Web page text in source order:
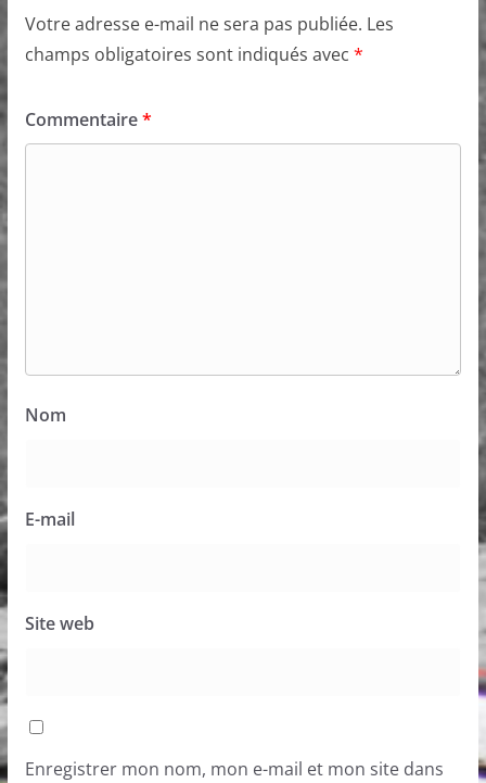
Votre adresse e-mail ne sera pas publiée. Les
champs obligatoires sont indiqués avec *
Commentaire*
Nom
E-mail
Site web
Enregistrer mon nom, mon e-mail et mon site dans